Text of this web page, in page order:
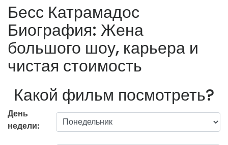
Бесс Катрамадос
Биография: Жена
большого шоу, карьера и
чистая стоимость
Какой фильм посмотреть?
День
недели: